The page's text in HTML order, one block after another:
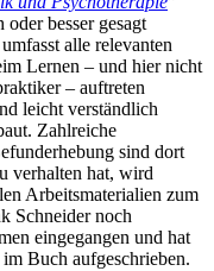
besser gesagt
alle relevanten
Lernen – und hier nicht
– auftreten
leicht verständlich
Zahlreiche
sind dort
verhalten hat, wird
Arbeitsmaterialien zum
Schneider noch
eingegangen und hat
Buch aufgeschrieben.